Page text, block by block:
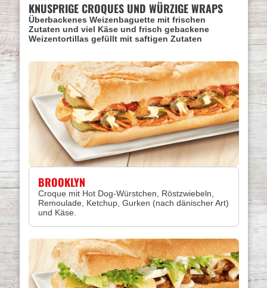
KNUSPRIGE CROQUES UND WÜRZIGE WRAPS
Überbackenes Weizenbaguette mit frischen
Zutaten und viel Käse und frisch gebackene
Weizentortillas gefüllt mit saftigen Zutaten
BROOKLYN
Croque mit Hot Dog-Würstchen, Röstzwiebeln,
Remoulade, Ketchup, Gurken (nach dänischer Art)
und Käse.